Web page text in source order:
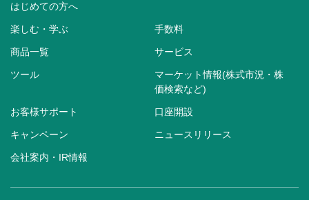
はじめての方へ
楽しむ・学ぶ 手数料
商品一覧 サービス
ツール
マーケット情報(株式市況・株
価検索など)
お客様サポート 口座開設
キャンペーン ニュースリリース
会社案内・IR情報